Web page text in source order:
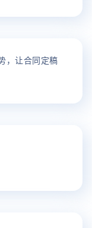
，让合同定稿